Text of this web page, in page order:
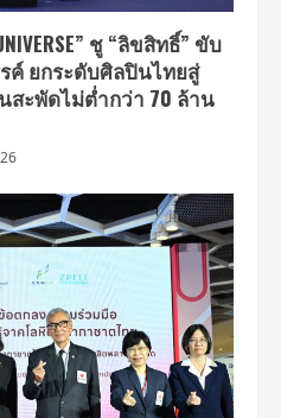
ชู “ลิขสิทธิ์” ขับ
ค์ ยกระดับศิลปินไทยสู่
สะพัดไม่ต่ำกว่า 70 ล้าน